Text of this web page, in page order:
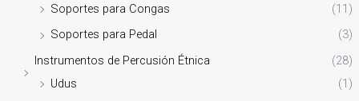
Soportes para Congas
(11)
Soportes para Pedal
(3)
Instrumentos de Percusión Étnica
(28)
Udus
(1)